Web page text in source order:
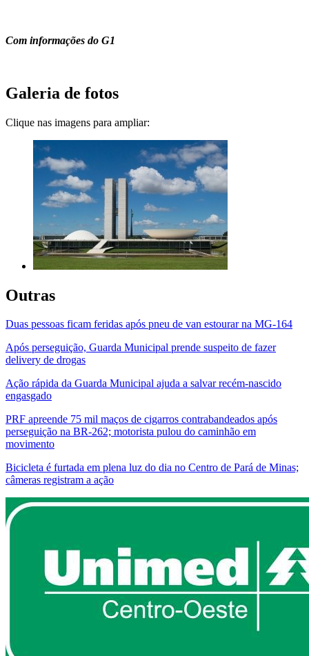
Com informações do G1
Galeria de fotos
Clique nas imagens para ampliar:
Outras
Duas pessoas ficam feridas após pneu de van estourar na MG-164
Após perseguição, Guarda Municipal prende suspeito de fazer
delivery de drogas
Ação rápida da Guarda Municipal ajuda a salvar recém-nascido
engasgado
PRF apreende 75 mil maços de cigarros contrabandeados após
perseguição na BR-262; motorista pulou do caminhão em
movimento
Bicicleta é furtada em plena luz do dia no Centro de Pará de Minas;
câmeras registram a ação